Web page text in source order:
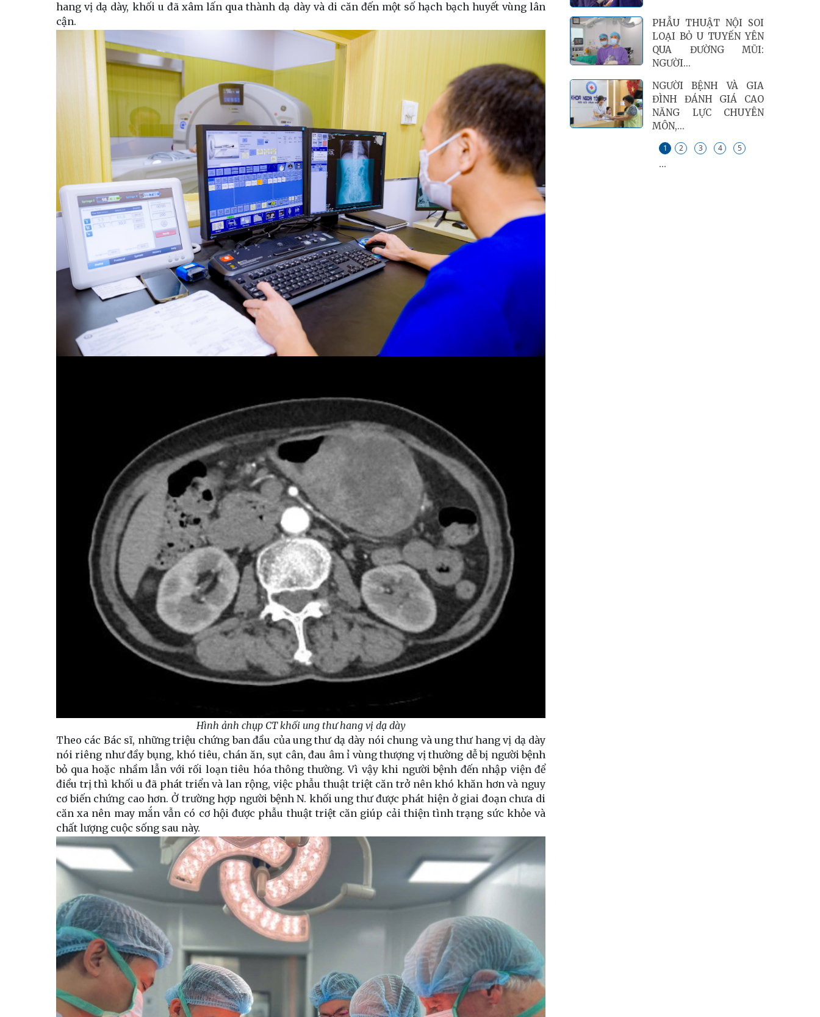
hang vị dạ dày, khối u đã xâm lấn qua thành dạ dày và di căn đến một số hạch bạch huyết vùng lân
cận.
Hình ảnh chụp CT khối ung thư hang vị dạ dày
Theo các Bác sĩ, những triệu chứng ban đầu của ung thư dạ dày nói chung và ung thư hang vị dạ dày
nói riêng như đầy bụng, khó tiêu, chán ăn, sụt cân, đau âm ỉ vùng thượng vị thường dễ bị người bệnh
bỏ qua hoặc nhầm lẫn với rối loạn tiêu hóa thông thường. Vì vậy khi người bệnh đến nhập viện để
điều trị thì khối u đã phát triển và lan rộng, việc phẫu thuật triệt căn trở nên khó khăn hơn và nguy
cơ biến chứng cao hơn. Ở trường hợp người bệnh N. khối ung thư được phát hiện ở giai đoạn chưa di
căn xa nên may mắn vẫn có cơ hội được phẫu thuật triệt căn giúp cải thiện tình trạng sức khỏe và
chất lượng cuộc sống sau này.
PHẪU THUẬT NỘI SOI
LOẠI BỎ U TUYẾN YÊN
QUA ĐƯỜNG MŨI:
NGƯỜI...
NGƯỜI BỆNH VÀ GIA
ĐÌNH ĐÁNH GIÁ CAO
NĂNG LỰC CHUYÊN
MÔN,...
1 2 3 4 5
...